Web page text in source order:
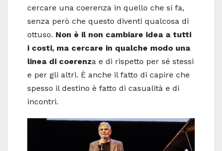
cercare una coerenza in quello che si fa,
senza però che questo diventi qualcosa di
ottuso. Non è il non cambiare idea a tutti
i costi, ma cercare in qualche modo una
linea di coerenza e di rispetto per sé stessi
e per gli altri. È anche il fatto di capire che
spesso il destino è fatto di casualità e di
incontri.